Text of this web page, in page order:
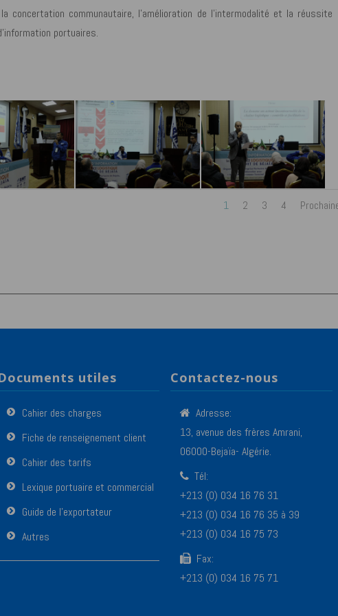
concertation communautaire, l’amélioration de l’intermodalité et la réussite
portuaires.
1 2 3 4
utiles
Cahier des charges
Fiche de renseignement client
Cahier des tarifs
Lexique portuaire et commercial
Guide de l’exportateur
Autres
Contactez-nous
Adresse:
13, avenue des frères Amrani,
06000-Bejaïa- Algérie.
Tél:
+213 (0) 034 16 76 31
+213 (0) 034 16 76 35 à 39
+213 (0) 034 16 75 73
Fax:
+213 (0) 034 16 75 71